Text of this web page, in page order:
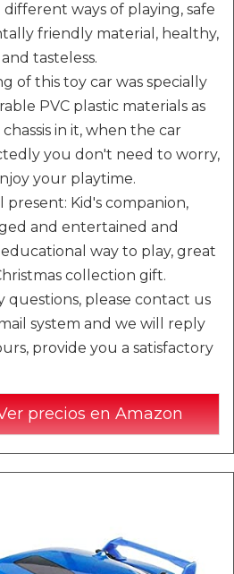
ways of playing, safe
friendly material, healthy,
tasteless.
of this toy car was specially
PVC plastic materials as
in it, when the car
you don't need to worry,
your playtime.
Kid's companion,
and entertained and
way to play, great
collection gift.
questions, please contact us
system and we will reply
provide you a satisfactory
precios en Amazon